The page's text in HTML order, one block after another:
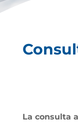
La consulta